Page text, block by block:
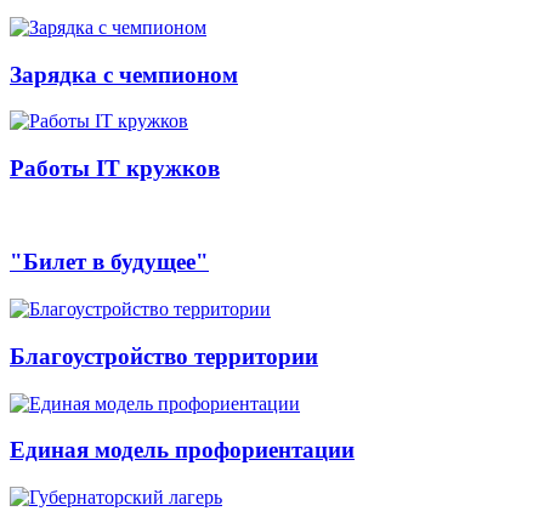
Зарядка с чемпионом
Работы IT кружков
"Билет в будущее"
Благоустройство территории
Единая модель профориентации